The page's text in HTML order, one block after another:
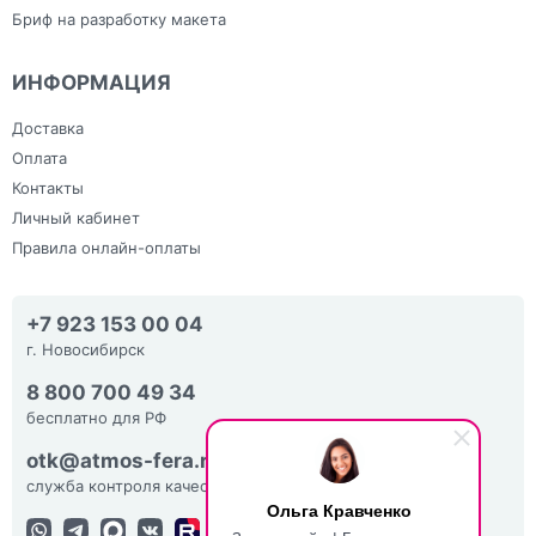
Ольга Кравченко
Бриф на разработку макета
ИНФОРМАЦИЯ
Доставка
Оплата
Контакты
Личный кабинет
Правила онлайн-оплаты
+7 923 153 00 04
г. Новосибирск
8 800 700 49 34
бесплатно для РФ
otk@atmos-fera.ru
служба контроля качества